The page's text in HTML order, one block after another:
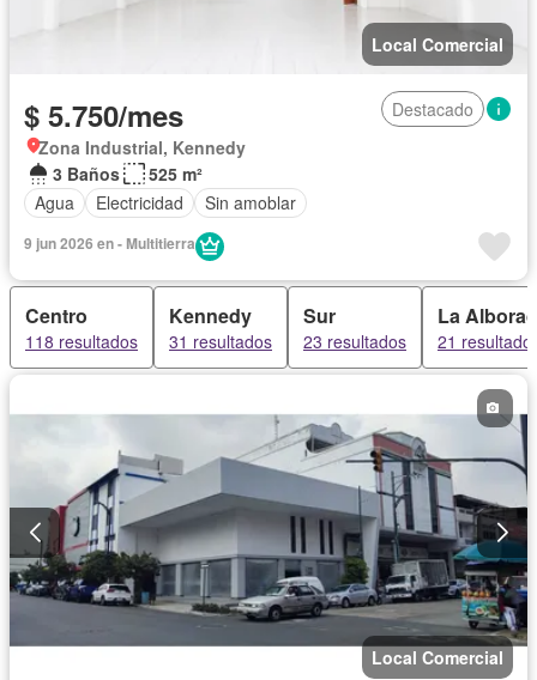
Local Comercial
$ 5.750/mes
Destacado
Zona Industrial, Kennedy
3 Baños
525 m²
Agua
Electricidad Sin amoblar
9 jun 2026 en - Multitierra
Centro
118 resultados
Kennedy
31 resultados
Sur
23 resultados
La
21
Local Comercial